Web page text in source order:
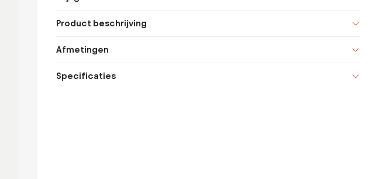
Product beschrijving
Afmetingen
Specificaties